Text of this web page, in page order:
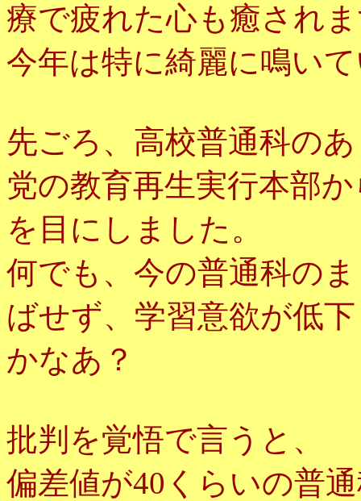
療で疲れた心も癒され
今年は特に綺麗に鳴い
先ごろ、高校普通科の
党の教育再生実行本部
を目にしました。
何でも、今の普通科の
ばせず、学習意欲が低
かなあ？
批判を覚悟で言うと、
偏差値が40くらいの普